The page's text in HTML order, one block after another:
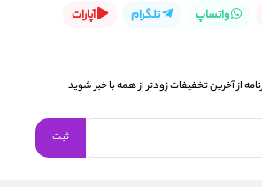
واتساپ تلگرام آپارات
از آخرین تخفیفات زودتر از همه با خبر شوید